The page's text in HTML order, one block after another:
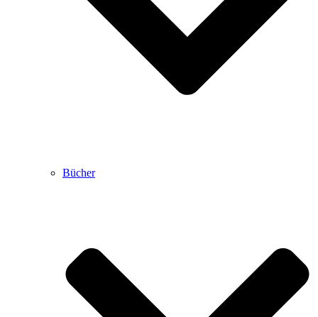
Bücher